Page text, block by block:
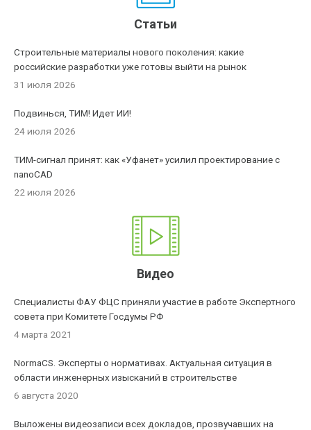
Статьи
Строительные материалы нового поколения: какие
российские разработки уже готовы выйти на рынок
31 июля 2026
Подвинься, ТИМ! Идет ИИ!
24 июля 2026
ТИМ-сигнал принят: как «Уфанет» усилил проектирование с
nanoCAD
22 июля 2026
Видео
Специалисты ФАУ ФЦС приняли участие в работе Экспертного
совета при Комитете Госдумы РФ
4 марта 2021
NormaCS. Эксперты о нормативах. Актуальная ситуация в
области инженерных изысканий в строительстве
6 августа 2020
Выложены видеозаписи всех докладов, прозвучавших на